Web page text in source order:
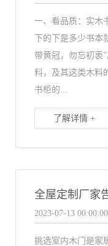
一、看品质：实木
下的下是多少书本
带黄冠，勿忘初衷
料，及其这类木料
书柜的...
了解详情 +
2023-07-13 00:00:00
挑选室内木门是家